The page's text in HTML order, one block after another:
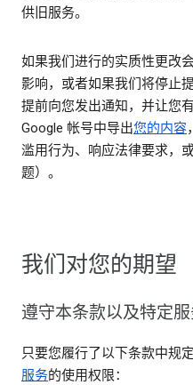
供旧服务。
如果我们进行的实质性更改
影响，或者如果我们将停止
提前向您发出通知，并让您
Google 帐号中导出您的内容
滥用行为、响应法律要求，
题）。
我们对您的期望
遵守本条款以及特定
只要您履行了以下条款中规
服务的使用权限：